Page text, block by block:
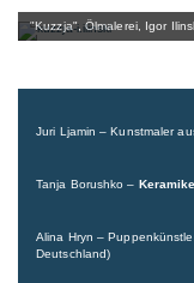
"Kuzzja", Ölmalerei, Igor
Juri Ljamin – Kunstmaler
Tanja Borushko –
Alina Hryn –
Deutschland)